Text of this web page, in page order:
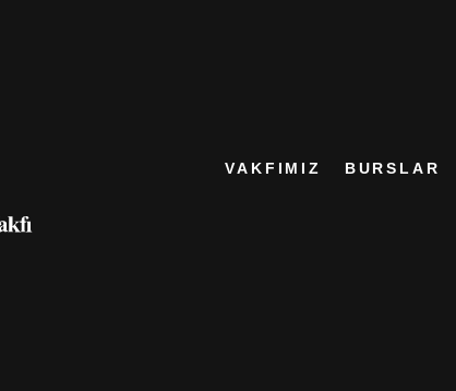
VAKFIMIZ BURSLAR